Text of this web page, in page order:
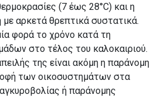
(7 έως 28°C) και η
αρκετά θρεπτικά συστατικά.
φορά το χρόνο κατά τη
στο τέλος του καλοκαιριού.
της είναι ακόμη η παράνομη
των οικοσυστημάτων στα
ή παράνομης